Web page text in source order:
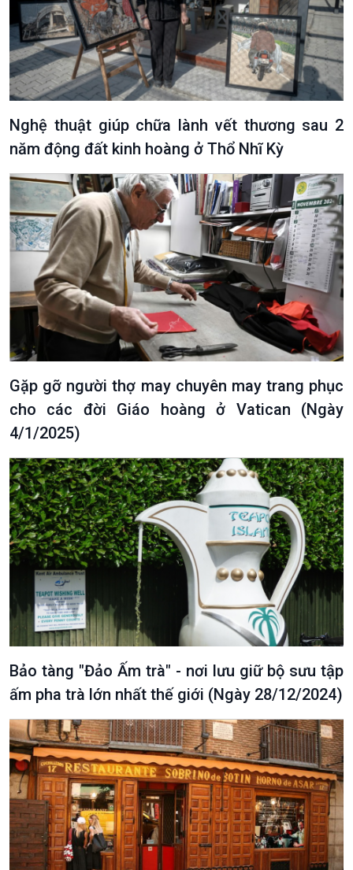
Văn hoá & Du lịch
Tin Văn hoá & Du lịch
Chát với người nổi tiếng
Câu chuyện Thể thao
Multimedia
Ảnh
Video
E-Magazine
Podcast
Góc nhìn VOV1
Bình luận
Nghệ thuật giúp chữa lành vết thương sau 2
năm động đất kinh hoàng ở Thổ Nhĩ Kỳ
Gặp gỡ người thợ may chuyên may trang phục
cho các đời Giáo hoàng ở Vatican (Ngày
4/1/2025)
Bảo tàng "Đảo Ấm trà" - nơi lưu giữ bộ sưu tập
ấm pha trà lớn nhất thế giới (Ngày 28/12/2024)